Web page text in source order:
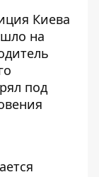
Киева
на
под